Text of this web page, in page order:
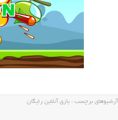
آرشیوهای برچسب : بازی آنلاین رایگان